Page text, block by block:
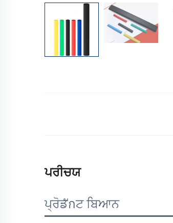
ਪਰੀਚਯ
ਪ੍ਰੋਡักਟ ਬਿਆਨ